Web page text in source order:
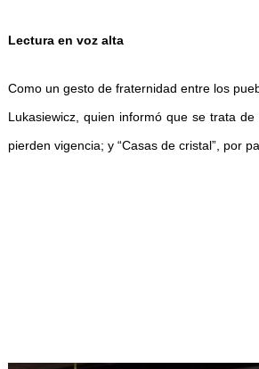
Lectura en voz alta
Como un gesto de fraternidad entre los
Lukasiewicz, quien informó que se trata
pierden vigencia; y “Casas de cristal”, por